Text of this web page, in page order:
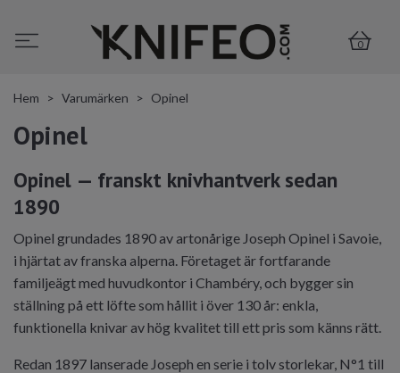
0
Hem Varumärken Opinel
Opinel
Opinel — franskt knivhantverk sedan
1890
Opinel grundades 1890 av artonårige Joseph Opinel i Savoie,
i hjärtat av franska alperna. Företaget är fortfarande
familjeägt med huvudkontor i Chambéry, och bygger sin
ställning på ett löfte som hållit i över 130 år: enkla,
funktionella knivar av hög kvalitet till ett pris som känns rätt.
Redan 1897 lanserade Joseph en serie i tolv storlekar, N°1 till